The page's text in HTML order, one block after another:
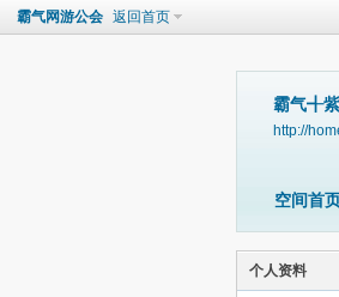
霸气网游公会 返回首页
霸气╉紫
http://
空间首
个人资料